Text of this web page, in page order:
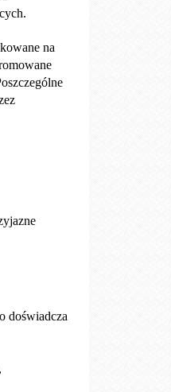
na
doświadcza